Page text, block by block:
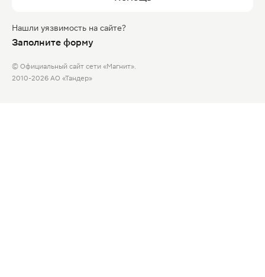
Нашли уязвимость на сайте?
Заполните форму
© Официальный сайт сети «Магнит».
2010-2026 АО «Тандер»